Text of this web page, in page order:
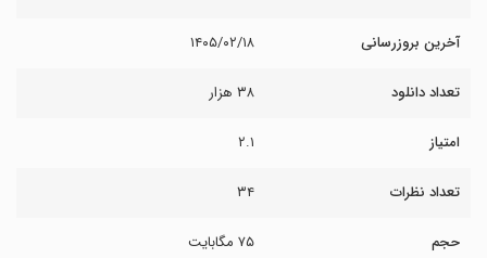
آخرین بروزرسانی ۱۴۰۵/۰۲/۱۸
تعداد دانلود ۳۸ هزار
امتیاز ۲.۱
تعداد نظرات ۳۴
حجم ۷۵ مگابایت